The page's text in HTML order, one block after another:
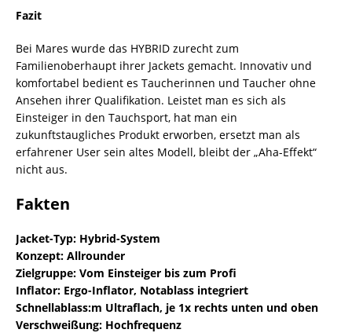
Fazit
Bei Mares wurde das HYBRID zurecht zum
Familienoberhaupt ihrer Jackets gemacht. Innovativ und
komfortabel bedient es Taucherinnen und Taucher ohne
Ansehen ihrer Qualifikation. Leistet man es sich als
Einsteiger in den Tauchsport, hat man ein
zukunftstaugliches Produkt erworben, ersetzt man als
erfahrener User sein altes Modell, bleibt der „Aha-Effekt“
nicht aus.
Fakten
Jacket-Typ: Hybrid-System
Konzept: Allrounder
Zielgruppe: Vom Einsteiger bis zum Profi
Inflator: Ergo-Inflator, Notablass integriert
Schnellablass:m Ultraflach, je 1x rechts unten und oben
Verschweißung: Hochfrequenz